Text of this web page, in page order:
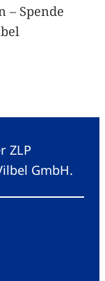
– Spende
ZLP
GmbH.